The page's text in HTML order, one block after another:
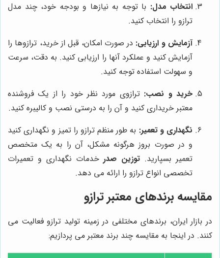
انتخاب مدل: با توجه به نیازها و بودجه خود، چند مدل
ترازو را انتخاب کنید.
آزمایش و ارزیابی: در صورت امکان، قبل از خرید، ترازوها را
آزمایش کنید و عملکرد آنها را ارزیابی کنید. به دقت، سرعت
و سهولت استفاده توجه کنید.
خرید و نصب: ترازوی مورد نظر خود را از یک فروشنده
معتبر خریداری کنید و آن را به درستی نصب و کالیبره کنید.
نگهداری و تعمیر: به طور منظم ترازو را تمیز و نگهداری کنید
و در صورت بروز هرگونه مشکل، آن را به یک متخصص
تعمیر بسپارید. توزین صدرخدمات نگهداری و تعمیرات
تخصصی انواع ترازو را ارائه می دهد.
مقایسه برندهای معتبر ترازو
در بازار ایران، برندهای مختلفی در زمینه تولید ترازو فعالیت می
کنند. در اینجا به مقایسه چند برند معتبر می پردازیم: